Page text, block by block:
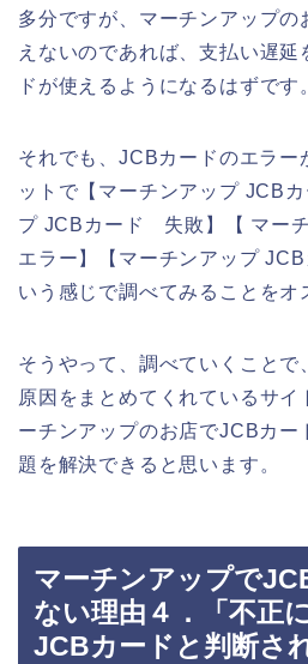
多分ですが、マーチンアップの
えないのであれば、支払い遅
ドが使えるようになるはずです
それでも、JCBカードのエラー
ットで【マーチンアップ JCB
プ JCBカード 失敗】【 マー
エラー】【マーチンアップ
いう感じで調べてみることをオ
そうやって、調べていくこと
原因をまとめてくれているサイ
ーチンアップのお店でJCBカー
題を解決できると思います。
マーチンアップで
ない理由４．「不正
JCBカードと判断さ